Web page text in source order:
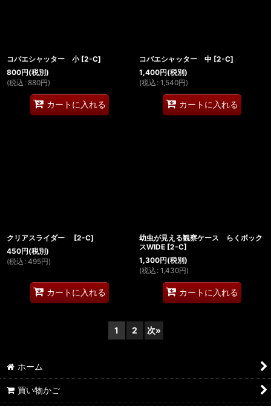
コバエシャッター 小 [2-C]
800円(税別)
(税込 : 880円)
カートに入れる
コバエシャッター 中 [2-C]
1,400円(税別)
(税込 : 1,540円)
カートに入れる
クリアスライダー [2-C]
450円(税別)
(税込 : 495円)
カートに入れる
幼虫が見える観察ケース らくボック
スWIDE [2-C]
1,300円(税別)
(税込 : 1,430円)
カートに入れる
1 2 次»
ホーム
買い物かご